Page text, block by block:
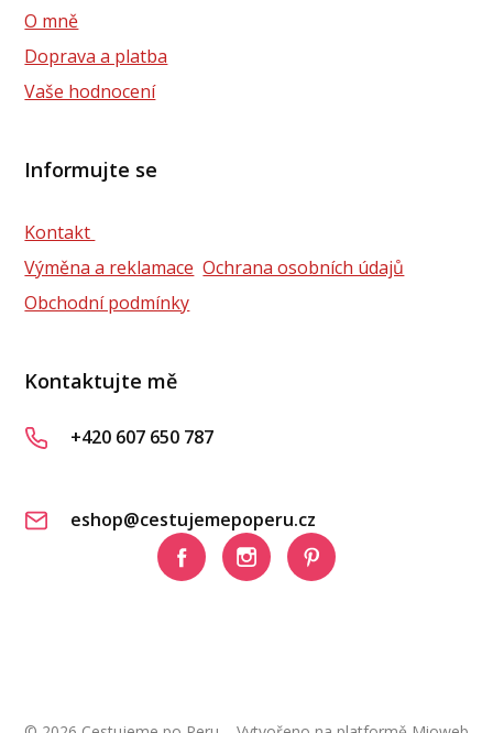
O mně
Doprava a platba
Vaše hodnocení
Informujte se
Kontakt
Výměna a reklamace Ochrana osobních údajů
Obchodní podmínky
Kontaktujte mě
+420 607 650 787
eshop@cestujemepoperu.cz